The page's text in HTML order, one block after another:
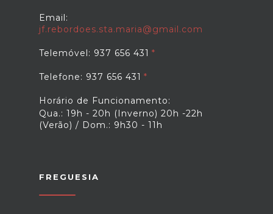
Email:
jf.rebordoes.sta.maria@gmail.com
Telemóvel: 937 656 431
Telefone: 937 656 431
Horário de Funcionamento:
Qua.: 19h - 20h (Inverno) 20h -22h
(Verão) / Dom.: 9h30 - 11h
FREGUESIA